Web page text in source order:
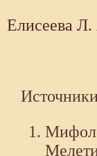
Елисеева